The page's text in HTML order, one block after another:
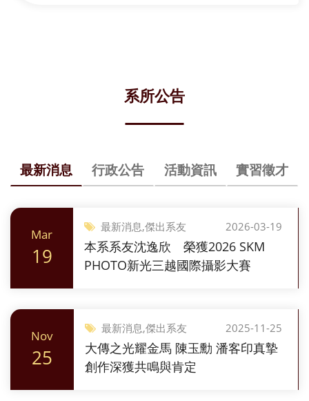
系所公告
最新消息 行政公告 活動資訊 實習徵才
Mar
19
最新消息,傑出系友 2026-03-19
本系系友沈逸欣 榮獲2026 SKM
PHOTO新光三越國際攝影大賽
Nov
25
最新消息,傑出系友 2025-11-25
大傳之光耀金馬 陳玉勳 潘客印真摯
創作深獲共鳴與肯定